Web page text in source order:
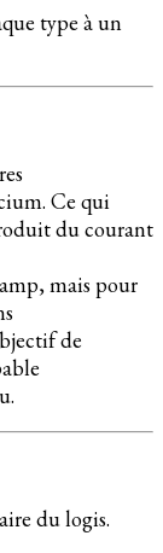
type à un
Ce qui
du courant
mais pour
de
du logis.